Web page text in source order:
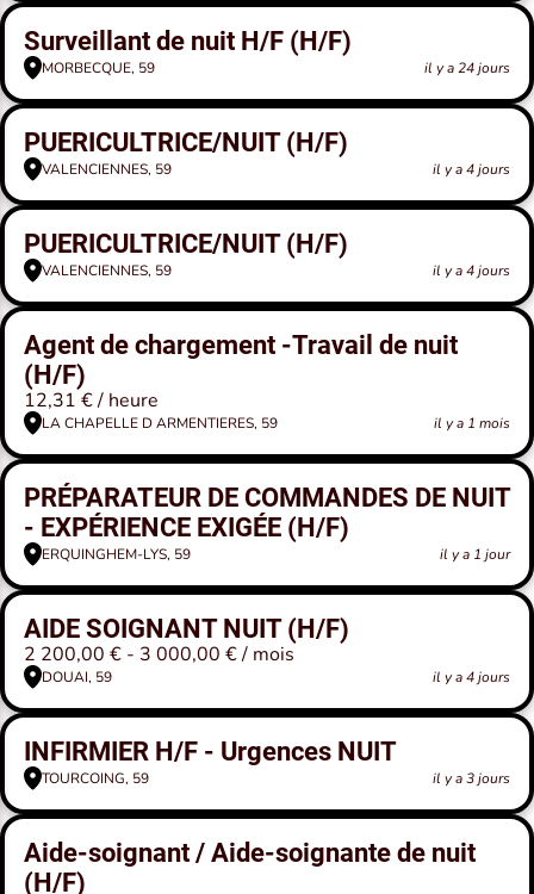
Surveillant de nuit H/F (H/F)
MORBECQUE, 59 il y a 24 jours
PUERICULTRICE/NUIT (H/F)
VALENCIENNES, 59 il y a 4 jours
PUERICULTRICE/NUIT (H/F)
VALENCIENNES, 59 il y a 4 jours
Agent de chargement -Travail de nuit
(H/F)
12,31 € / heure
LA CHAPELLE D ARMENTIERES, 59 il y a 1 mois
PRÉPARATEUR DE COMMANDES DE NUIT
- EXPÉRIENCE EXIGÉE (H/F)
ERQUINGHEM-LYS, 59 il y a 1 jour
AIDE SOIGNANT NUIT (H/F)
2 200,00 € - 3 000,00 € / mois
DOUAI, 59 il y a 4 jours
INFIRMIER H/F - Urgences NUIT
TOURCOING, 59 il y a 3 jours
Aide-soignant / Aide-soignante de nuit
(H/F)